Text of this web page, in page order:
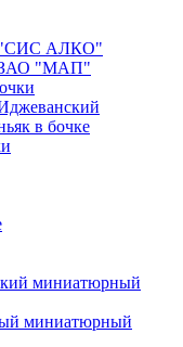
"СИС АЛКО"
ЗАО "МАП"
в бочке
миниатюрный
миниатюрный